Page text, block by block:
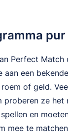
pur
Perfect
aan een
of geld.
proberen ze het
en
mee te